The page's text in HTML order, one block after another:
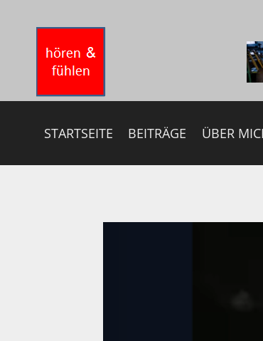
springen
STARTSEITE BEITRÄGE ÜBER